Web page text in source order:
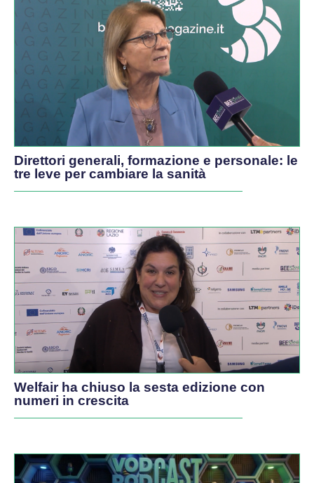
Direttori generali, formazione e personale: le
tre leve per cambiare la sanità
Welfair ha chiuso la sesta edizione con
numeri in crescita